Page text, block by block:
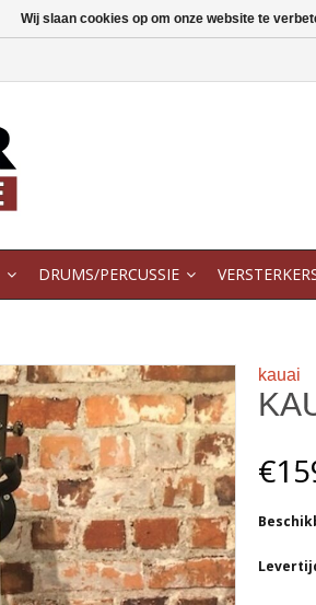
DRUMS/PERCUSSIE
kauai
Wij slaan cookies op om onze website te